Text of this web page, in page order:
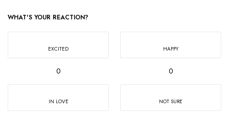
WHAT'S YOUR REACTION?
EXCITED
0
HAPPY
0
IN LOVE NOT SURE